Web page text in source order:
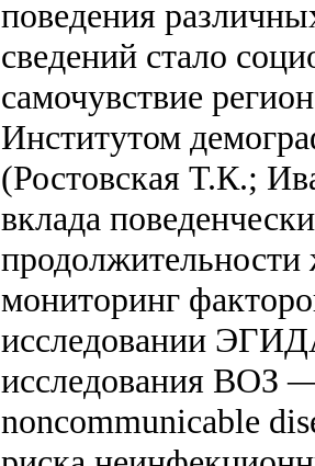
поведения
сведений стало
самочувствие
Институтом
(Ростовская Т.К.;
вклада
мониторинг
исследовании
исследования ВОЗ
noncommunicable